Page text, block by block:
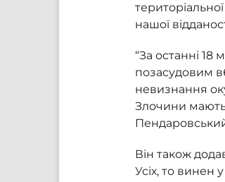
нашої
“За останні
позасудовим
невизнання
Злочини мають
Він також
Усіх, то винен